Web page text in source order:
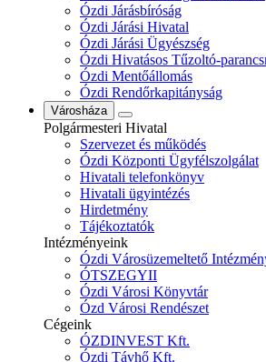
Ózdi Járásbíróság
Ózdi Járási Hivatal
Ózdi Járási Ügyészség
Ózdi Hivatásos Tűzoltó-
Ózdi Mentőállomás
Ózdi Rendőrkapitányság
Városháza
Polgármesteri Hivatal
Szervezet és működés
Ózdi Központi Ügyfélszolgálat
Hivatali telefonkönyv
Hivatali ügyintézés
Hirdetmény
Tájékoztatók
Intézményeink
Ózdi Városüzemeltető
ÓTSZEGYII
Ózdi Városi Könyvtár
Ózd Városi Rendészet
Cégeink
ÓZDINVEST Kft.
Ózdi Távhő Kft.